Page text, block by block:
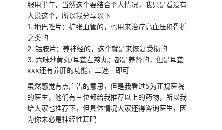
服用半年，当然这个要结合个人情况，我只是看没有
人说这个，所以我分享以下
1. 地巴唑片：扩张血管的，也用来治疗高血压和骨折
之类的
2. 钴胺片：养神经的，这个就是来恢复受损的
3. 六味地黄丸/耳聋左慈丸：都是养肾的，但是耳聋
xxx还有养肝的功能，二选一即可
虽然感觉有点广告的意思，但是我看过5为正规医院
的医生，他们有三位都给我推荐以上的药物，所以我
给大家也推荐下，但具体情况大家还得咨询医生，因
为你未必是神经性耳鸣